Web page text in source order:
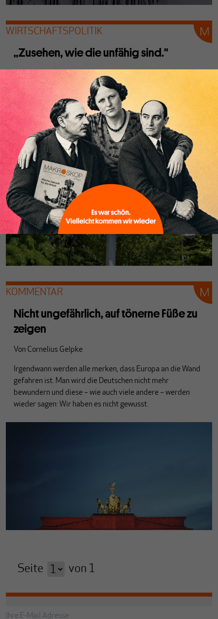
WIRTSCHAFTSPOLITIK
„Zusehen, wie die unfähig sind."
VonCornelius Gelpke
Konsummilliarden und tausende von Arbeitsplätzen
werden aus der Schweiz nach Süddeutschland importiert.
Für die Post-Schröder-Ära ist das ein Zufallsgeschenk der
Geschichte am Rande einer binnenwirtschaftlichen
Katastrophe.
KOMMENTAR
Nicht ungefährlich, auf tönerne Füße zu
zeigen
Von Cornelius Gelpke
Irgendwann werden alle merken, dass Europa an die Wand
gefahren ist. Man wird die Deutschen nicht mehr
bewundern und diese – wie auch viele andere – werden
wieder sagen: Wir haben es nicht gewusst.
Seite von 1